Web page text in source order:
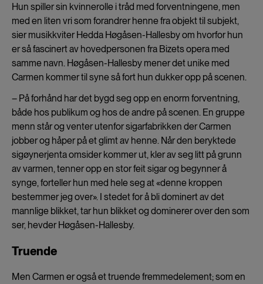
Hun spiller sin kvinnerolle i tråd med forventningene, men
med en liten vri som forandrer henne fra objekt til subjekt,
sier musikkviter Hedda Høgåsen-Hallesby om hvorfor hun
er så fascinert av hovedpersonen fra Bizets opera med
samme navn. Høgåsen-Hallesby mener det unike med
Carmen kommer til syne så fort hun dukker opp på scenen.
– På forhånd har det bygd seg opp en enorm forventning,
både hos publikum og hos de andre på scenen. En gruppe
menn står og venter utenfor sigarfabrikken der Carmen
jobber og håper på et glimt av henne. Når den beryktede
sigøynerjenta omsider kommer ut, kler av seg litt på grunn
av varmen, tenner opp en stor feit sigar og begynner å
synge, forteller hun med hele seg at «denne kroppen
bestemmer jeg over». I stedet for å bli dominert av det
mannlige blikket, tar hun blikket og dominerer over den som
ser, hevder Høgåsen-Hallesby.
Truende
Men Carmen er også et truende fremmedelement; som en